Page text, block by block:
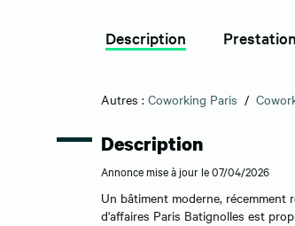
Description
Autres : Coworking Paris /
Description
Annonce mise à jour le 07/04/2026
Un bâtiment moderne, récemment
d'affaires Paris Batignolles est